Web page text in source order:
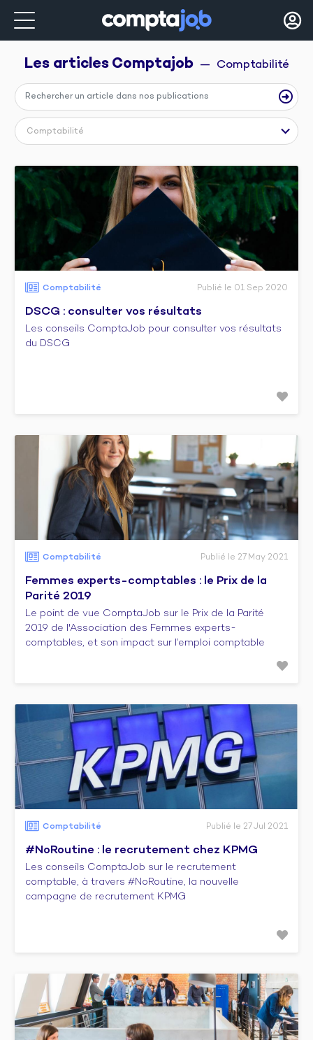
Les articles Comptajob —  Comptabilité
Comptabilité
Comptabilité Publié le 01 Sep 2020
DSCG : consulter vos résultats
Les conseils ComptaJob pour consulter vos résultats
du DSCG
Comptabilité Publié le 27 May 2021
Femmes experts-comptables : le Prix de la
Parité 2019
Le point de vue ComptaJob sur le Prix de la Parité
2019 de l'Association des Femmes experts-
comptables, et son impact sur l’emploi comptable
Comptabilité Publié le 27 Jul 2021
#NoRoutine : le recrutement chez KPMG
Les conseils ComptaJob sur le recrutement
comptable, à travers #NoRoutine, la nouvelle
campagne de recrutement KPMG